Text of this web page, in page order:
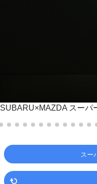
SUBARU×MAZDA スーパ
スー